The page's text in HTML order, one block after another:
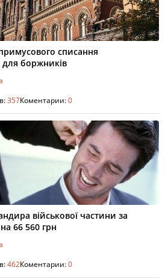
списання
для боржників
357Коментарии:0
військової частини за
66 560 грн
462Коментарии:0